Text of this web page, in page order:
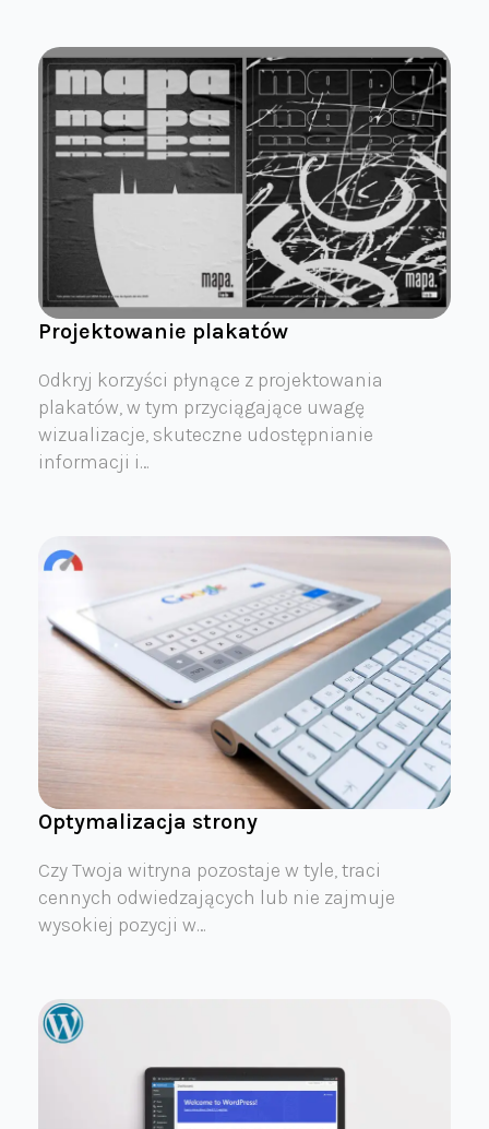
Projektowanie plakatów
Odkryj korzyści płynące z projektowania
plakatów, w tym przyciągające uwagę
wizualizacje, skuteczne udostępnianie
informacji i…
Optymalizacja strony
Czy Twoja witryna pozostaje w tyle, traci
cennych odwiedzających lub nie zajmuje
wysokiej pozycji w…